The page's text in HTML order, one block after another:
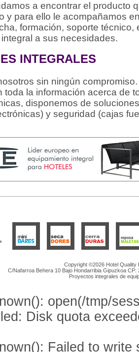
a encontrar el producto
y para ello le acompañamos
formación, soporte técnico,
a sus necesidades.
INTEGRALES
sin ningún
toda la información acerca de
disponemos de
y seguridad (cajas
Copyright ©2026 Hotel Quality
C/Nafarroa Behera 10 Bajo Hondarribia Gipuzkoa
Proyectos integrales de
open(/tmp/
Disk quota
Failed to